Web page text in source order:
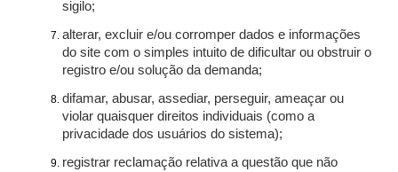
sigilo;
alterar, excluir e/ou corromper dados e informações
do site com o simples intuito de dificultar ou obstruir o
registro e/ou solução da demanda;
difamar, abusar, assediar, perseguir, ameaçar ou
violar quaisquer direitos individuais (como a
privacidade dos usuários do sistema);
registrar reclamação relativa a questão que não